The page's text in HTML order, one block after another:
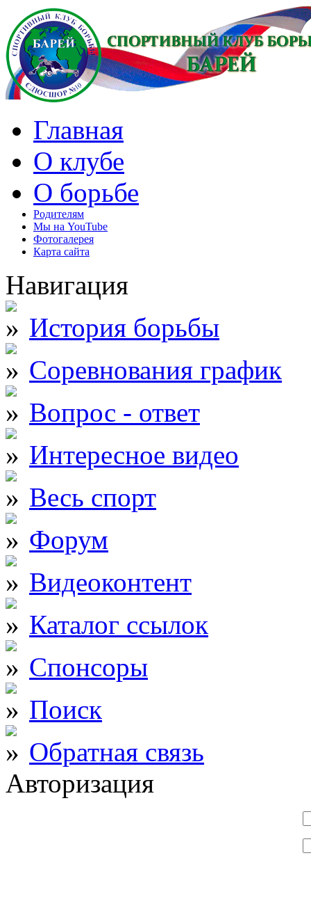
Главная
О клубе
О борьбе
Родителям
Мы на YouTube
Фотогалерея
Карта сайта
Навигация
История борьбы
Соревнования график
Вопрос - ответ
Интересное видео
Весь спорт
Форум
Видеоконтент
Каталог ссылок
Спонсоры
Поиск
Обратная связь
Авторизация